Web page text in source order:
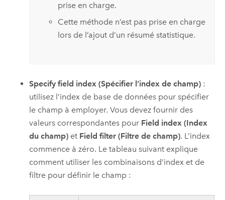
prise en charge.
Cette méthode n’est pas prise en charge
lors de l’ajout d’un résumé statistique.
Specify field index (Spécifier l’index de champ) :
utilisez l’index de base de données pour spécifier
le champ à employer. Vous devez fournir des
valeurs correspondantes pour Field index (Index
du champ) et Field filter (Filtre de champ). L’index
commence à zéro. Le tableau suivant explique
comment utiliser les combinaisons d’index et de
filtre pour définir le champ :